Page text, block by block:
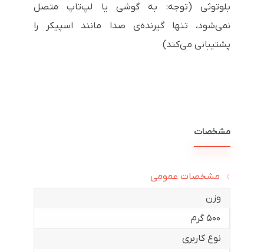
بلوتوثی (توجه: به گوشی یا لپ‌تاپ متصل
نمی‌شود، تنها گیرنده‌ی صدا مانند اسپیکر را
پشتیبانی می‌کند)
مشخصات
مشخصات عمومی
وزن
۵۰۰ گرم
نوع کاربری